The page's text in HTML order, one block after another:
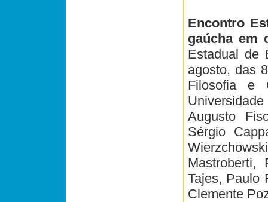
Encontro
gaúcha em
Estadual de
agosto, das
Filosofia e
Augusto
Sérgio
Mastroberti,
Tajes, Paulo
Clemente